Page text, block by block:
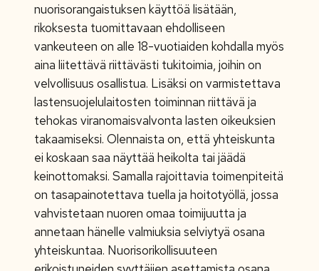
nuorisorangaistuksen käyttöä lisätään,
rikoksesta tuomittavaan ehdolliseen
vankeuteen on alle 18-vuotiaiden kohdalla myös
aina liitettävä riittävästi tukitoimia, joihin on
velvollisuus osallistua. Lisäksi on varmistettava
lastensuojelulaitosten toiminnan riittävä ja
tehokas viranomaisvalvonta lasten oikeuksien
takaamiseksi. Olennaista on, että yhteiskunta
ei koskaan saa näyttää heikolta tai jäädä
keinottomaksi. Samalla rajoittavia toimenpiteitä
on tasapainotettava tuella ja hoitotyöllä, jossa
vahvistetaan nuoren omaa toimijuutta ja
annetaan hänelle valmiuksia selviytyä osana
yhteiskuntaa. Nuorisorikollisuuteen